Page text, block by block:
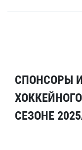
СПОНСОРЫ
СЕЗОНЕ